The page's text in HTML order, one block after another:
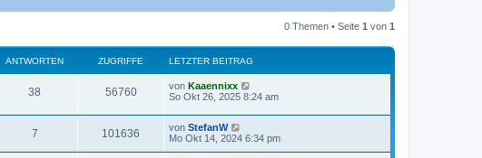
0 Themen • Seite 1 von 1
ANTWORTEN ZUGRIFFE LETZTER BEITRAG
38 56760 von Kaaennixx
So Okt 26, 2025 8:24 am
7 101636 von StefanW
Mo Okt 14, 2024 6:34 pm